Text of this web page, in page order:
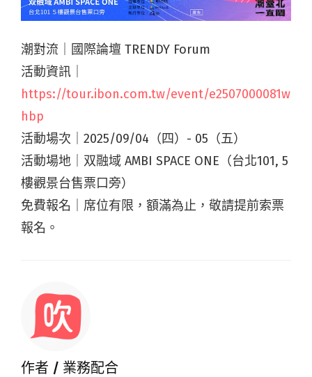
潮對流｜國際論壇 TRENDY Forum
活動資訊｜
https://tour.ibon.com.tw/event/e2507000081w
hbp
活動場次｜2025/09/04（四）- 05（五）
活動場地｜双融域 AMBI SPACE ONE（台北101, 5
樓觀景台售票口旁）
免費報名｜席位有限，額滿為止，敬請提前索票
報名。
作者 / 業務配合